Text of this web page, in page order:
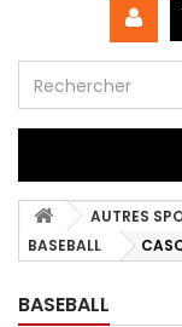
AUTRES
BASEBALL
BASEBALL